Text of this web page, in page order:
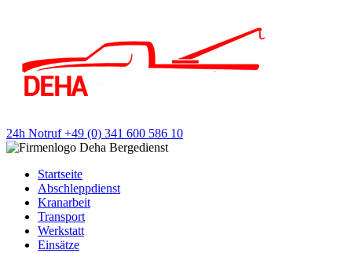
24h Notruf +49 (0) 341 600 586 10
Startseite
Abschleppdienst
Kranarbeit
Transport
Werkstatt
Einsätze